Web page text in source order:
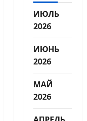
ИЮЛЬ
2026
ИЮНЬ
2026
МАЙ
2026